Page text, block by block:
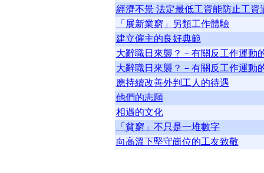
經濟不景 法定最低工資能防止工資
「展新業窮」另類工作體驗
建立僱主的良好典範
大辭職日來襲？－有關反工作運動
大辭職日來襲？－有關反工作運動
應持續改善外判工人的待遇
他們的志願
相遇的文化
「貧窮」不只是一堆數字
向高溫下堅守崗位的工友致敬